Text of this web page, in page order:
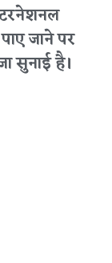
जाने पर
सुनाई है।